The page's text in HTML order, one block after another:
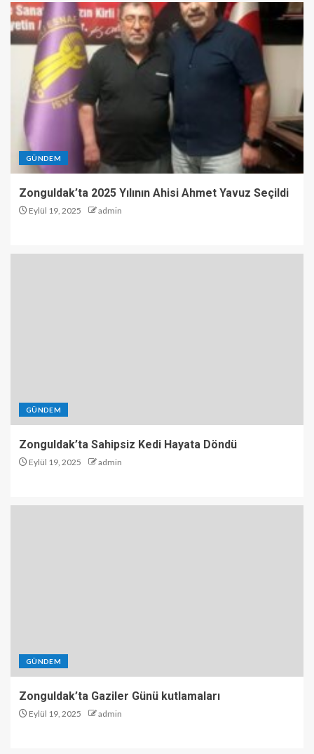
GÜNDEM
Zonguldak’ta 2025 Yılının Ahisi Ahmet Yavuz Seçildi
Eylül 19, 2025 admin
GÜNDEM
Zonguldak’ta Sahipsiz Kedi Hayata Döndü
Eylül 19, 2025 admin
GÜNDEM
Zonguldak’ta Gaziler Günü kutlamaları
Eylül 19, 2025 admin